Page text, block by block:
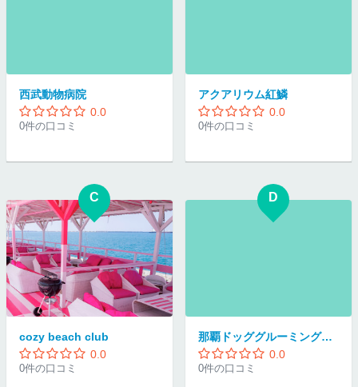
西武動物病院
0.0
0件の口コミ
アクアリウム紅鱗
0.0
0件の口コミ
C
cozy beach club
0.0
0件の口コミ
D
那覇ドッググルーミングスクール
0.0
0件の口コミ